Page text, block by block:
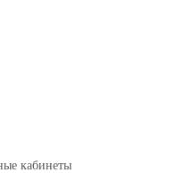
кабинеты